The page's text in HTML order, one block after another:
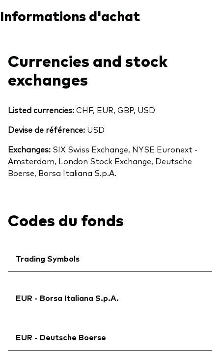
Informations d'achat
Currencies and stock
exchanges
Listed currencies:CHF, EUR, GBP, USD
Devise de référence: USD
Exchanges: SIX Swiss Exchange, NYSE Euronext -
Amsterdam, London Stock Exchange, Deutsche
Boerse, Borsa Italiana S.p.A.
Codes du fonds
Trading Symbols
Bloomberg:V3PA GY
ISIN:
IE000GOJO2A3
MEX ID:VRAACD
EUR - Borsa Italiana S.p.A.
Exchange ticker:V3PA
EUR - Deutsche Boerse